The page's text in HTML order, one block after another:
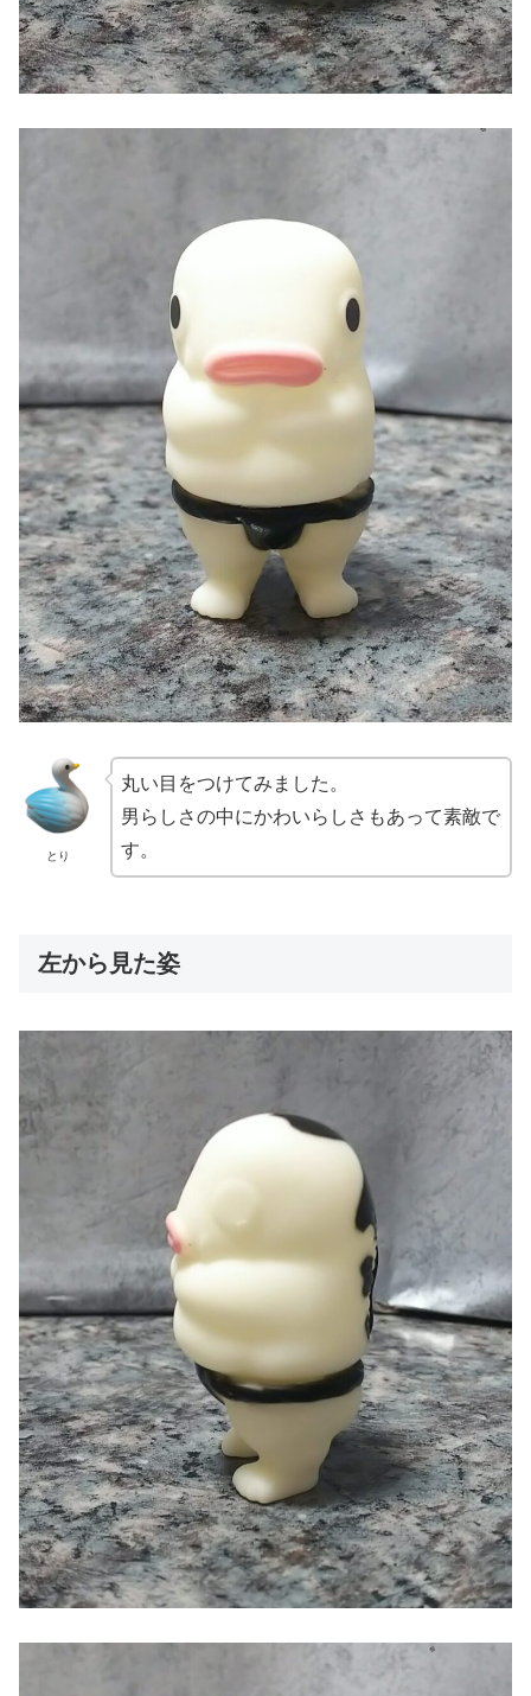
とり
丸い目をつけてみました。
男らしさの中にかわいらしさもあって素敵で
す。
左から見た姿